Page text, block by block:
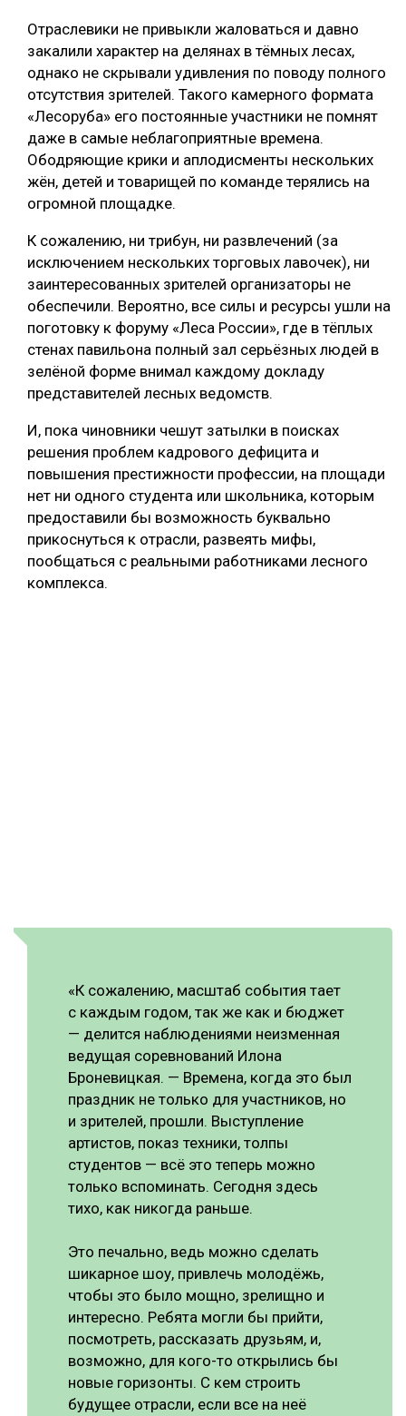
Отраслевики не привыкли жаловаться и давно
закалили характер на делянах в тёмных лесах,
однако не скрывали удивления по поводу полного
отсутствия зрителей. Такого камерного формата
«Лесоруба» его постоянные участники не помнят
даже в самые неблагоприятные времена.
Ободряющие крики и аплодисменты нескольких
жён, детей и товарищей по команде терялись на
огромной площадке.
К сожалению, ни трибун, ни развлечений (за
исключением нескольких торговых лавочек), ни
заинтересованных зрителей организаторы не
обеспечили. Вероятно, все силы и ресурсы ушли на
поготовку к форуму «Леса России», где в тёплых
стенах павильона полный зал серьёзных людей в
зелёной форме внимал каждому докладу
представителей лесных ведомств.
И, пока чиновники чешут затылки в поисках
решения проблем кадрового дефицита и
повышения престижности профессии, на площади
нет ни одного студента или школьника, которым
предоставили бы возможность буквально
прикоснуться к отрасли, развеять мифы,
пообщаться с реальными работниками лесного
комплекса.
«К сожалению, масштаб события тает
с каждым годом, так же как и бюджет
— делится наблюдениями неизменная
ведущая соревнований Илона
Броневицкая. — Времена, когда это был
праздник не только для участников, но
и зрителей, прошли. Выступление
артистов, показ техники, толпы
студентов — всё это теперь можно
только вспоминать. Сегодня здесь
тихо, как никогда раньше.
Это печально, ведь можно сделать
шикарное шоу, привлечь молодёжь,
чтобы это было мощно, зрелищно и
интересно. Ребята могли бы прийти,
посмотреть, рассказать друзьям, и,
возможно, для кого-то открылись бы
новые горизонты. С кем строить
будущее отрасли, если все на неё